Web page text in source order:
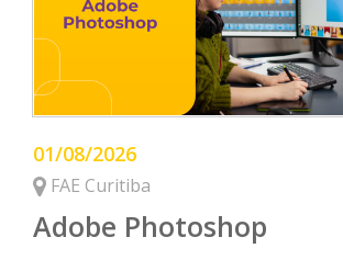
01/08/2026
FAE Curitiba
Adobe Photoshop